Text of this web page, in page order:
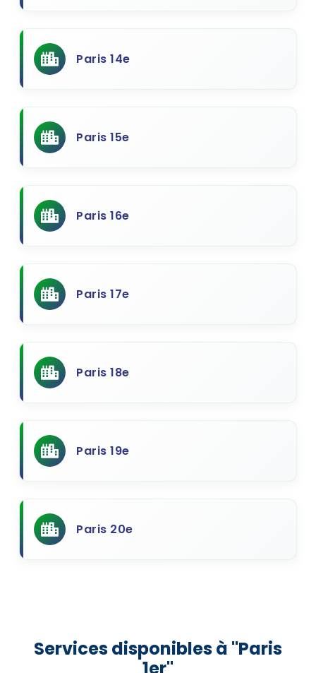
Paris 14e
Paris 15e
Paris 16e
Paris 17e
Paris 18e
Paris 19e
Paris 20e
Services disponibles à "Paris